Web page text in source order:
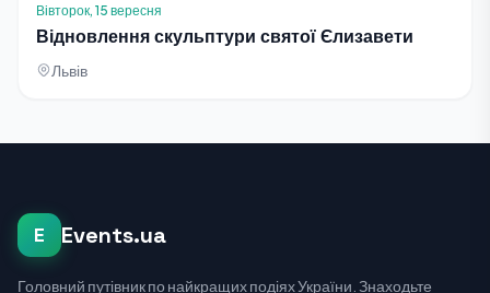
Вівторок, 15 вересня
Відновлення скульптури святої Єлизавети
Львів
E Events.ua
Головний путівник по найкращих подіях України. Знаходьте